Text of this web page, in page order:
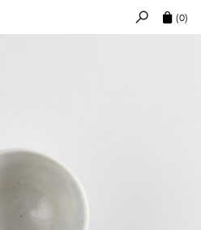
(0)